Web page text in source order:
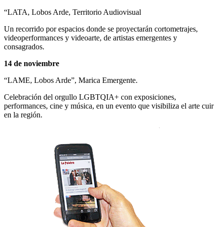
“LATA, Lobos Arde, Territorio Audiovisual
Un recorrido por espacios donde se proyectarán cortometrajes,
videoperformances y videoarte, de artistas emergentes y
consagrados.
14 de noviembre
“LAME, Lobos Arde”, Marica Emergente.
Celebración del orgullo LGBTQIA+ con exposiciones,
performances, cine y música, en un evento que visibiliza el arte cuir
en la región.